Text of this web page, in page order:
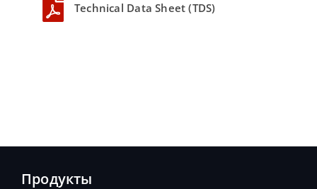
Technical Data Sheet (TDS)
Продукты